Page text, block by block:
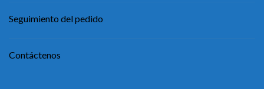
Seguimiento del pedido
Contáctenos